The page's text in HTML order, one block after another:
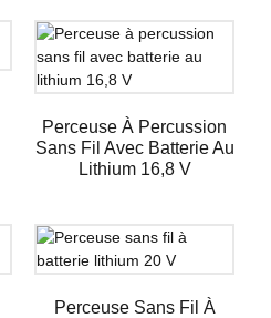
Perceuse À Percussion
Sans Fil Avec Batterie Au
Lithium 16,8 V
Perceuse Sans Fil À